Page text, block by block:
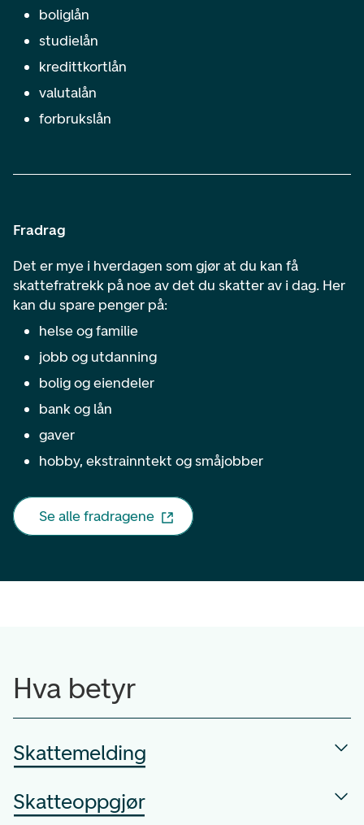
boliglån
studielån
kredittkortlån
valutalån
forbrukslån
Fradrag
Det er mye i hverdagen som gjør at du kan få
skattefratrekk på noe av det du skatter av i dag. Her
kan du spare penger på:
helse og familie
jobb og utdanning
bolig og eiendeler
bank og lån
gaver
hobby, ekstrainntekt og småjobber
Se alle fradragene
Hva betyr
Skattemelding
Skatteoppgjør